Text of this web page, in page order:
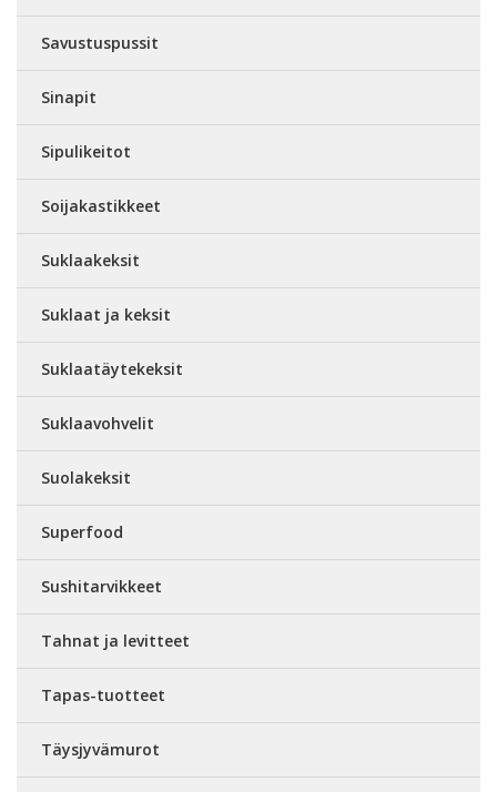
Savustuspussit
Sinapit
Sipulikeitot
Soijakastikkeet
Suklaakeksit
Suklaat ja keksit
Suklaatäytekeksit
Suklaavohvelit
Suolakeksit
Superfood
Sushitarvikkeet
Tahnat ja levitteet
Tapas-tuotteet
Täysjyvämurot